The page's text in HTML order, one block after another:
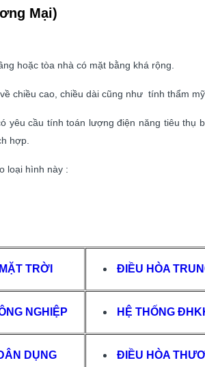
Mại)
hoặc tòa nhà có mặt bằng khá rộng.
chiều cao, chiều dài cũng như tính thẩm
yêu cầu tính toán lượng điện năng tiêu thụ
hợp.
loại hình này :
TRỜI ĐIỀU HÒA
NGHIỆP HỆ THỐNG
DỤNG ĐIỀU HÒA